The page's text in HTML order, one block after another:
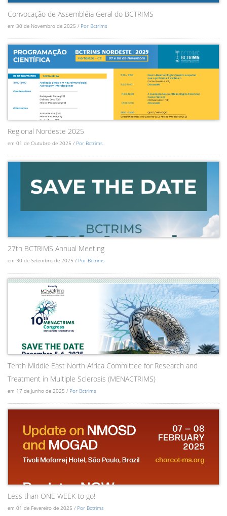
Convocação de Assembléia Geral do BCTRIMS
em 30 de Novembro de 2025 / Por Bctrims
Regional Nordeste 2025
em 01 de Outubro de 2025 / Por Bctrims
27th BCTRIMS Annual Meeting
em 30 de Setembro de 2025 / Por Bctrims
Tenth Middle East North Africa Committee for Research and
Treatment in Multiple Sclerosis (MENACTRIMS)
em 17 de Junho de 2025 / Por Bctrims
Less than ONE WEEK to go!
em 01 de Fevereiro de 2025 / Por Bctrims